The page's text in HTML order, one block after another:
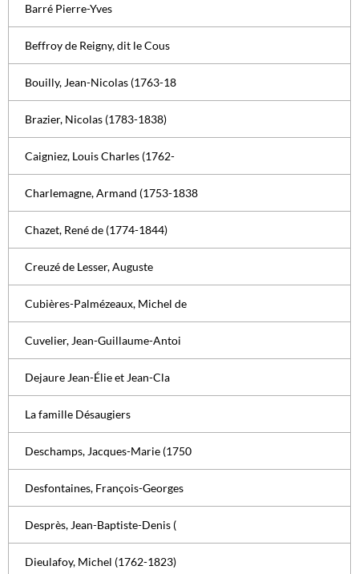
Barré Pierre-Yves
Beffroy de Reigny, dit le Cous
Bouilly, Jean-Nicolas (1763-18
Brazier, Nicolas (1783-1838)
Caigniez, Louis Charles (1762-
Charlemagne, Armand (1753-1838
Chazet, René de (1774-1844)
Creuzé de Lesser, Auguste
Cubières-Palmézeaux, Michel de
Cuvelier, Jean-Guillaume-Antoi
Dejaure Jean-Élie et Jean-Cla
La famille Désaugiers
Deschamps, Jacques-Marie (1750
Desfontaines, François-Georges
Desprès, Jean-Baptiste-Denis (
Dieulafoy, Michel (1762-1823)